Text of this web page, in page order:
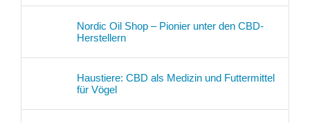
Nordic Oil Shop – Pionier unter den CBD-
Herstellern
Haustiere: CBD als Medizin und Futtermittel
für Vögel